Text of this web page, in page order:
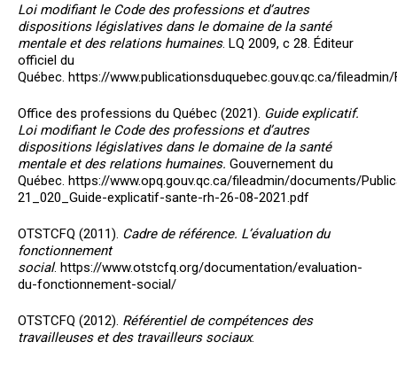
Loi modifiant le Code des professions et d’autres
dispositions législatives dans le domaine de la santé
mentale et des relations humaines. LQ 2009, c 28. Éditeur
officiel du
Québec. https://www.publicationsduquebec.gouv.qc.ca/
Office des professions du Québec (2021). Guide explicatif.
Loi modifiant le Code des professions et d’autres
dispositions législatives dans le domaine de la santé
mentale et des relations humaines. Gouvernement du
Québec. https://www.opq.gouv.qc.ca/fileadmin/documents/
21_020_Guide-explicatif-sante-rh-26-08-2021.pdf
OTSTCFQ (2011). Cadre de référence. L’évaluation du
fonctionnement
social. https://www.otstcfq.org/documentation/evaluation-
du-fonctionnement-social/
OTSTCFQ (2012). Référentiel de compétences des
travailleuses et des travailleurs sociaux.